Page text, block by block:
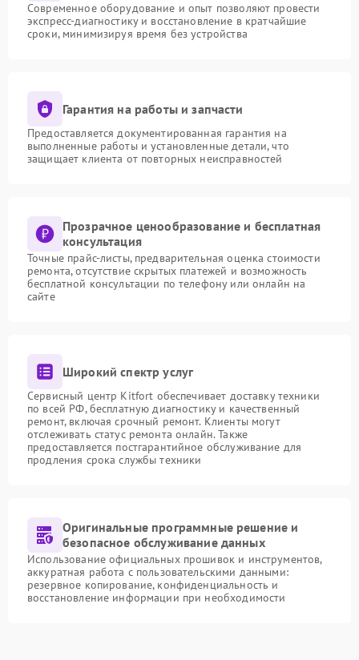
Современное оборудование и опыт позволяют провести
экспресс-диагностику и восстановление в кратчайшие
сроки, минимизируя время без устройства
Гарантия на работы и запчасти
Предоставляется документированная гарантия на
выполненные работы и установленные детали, что
защищает клиента от повторных неисправностей
Прозрачное ценообразование и бесплатная
консультация
Точные прайс-листы, предварительная оценка стоимости
ремонта, отсутствие скрытых платежей и возможность
бесплатной консультации по телефону или онлайн на
сайте
Широкий спектр услуг
Сервисный центр Kitfort обеспечивает доставку техники
по всей РФ, бесплатную диагностику и качественный
ремонт, включая срочный ремонт. Клиенты могут
отслеживать статус ремонта онлайн. Также
предоставляется постгарантийное обслуживание для
продления срока службы техники
Оригинальные программные решение и
безопасное обслуживание данных
Использование официальных прошивок и инструментов,
аккуратная работа с пользовательскими данными:
резервное копирование, конфиденциальность и
восстановление информации при необходимости